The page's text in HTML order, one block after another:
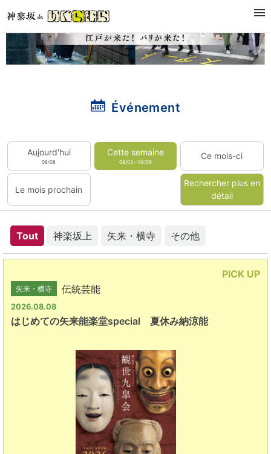
Événement
Aujourd'hui
08/08
Cette semaine
08/03～08/09
Ce mois-ci
Le mois prochain
Rechercher plus en
détail
Tout 神楽坂上 矢来・横寺 その他
PICK UP
矢来・横寺 伝統芸能
2026.08.08
はじめての矢来能楽堂special 夏休み納涼能